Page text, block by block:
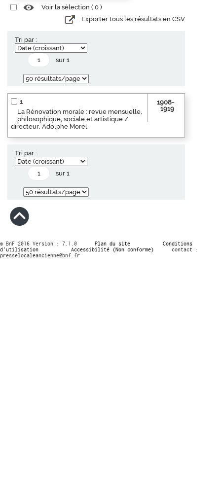
Voir la sélection ( 0 )
Exporter tous les résultats en CSV
Tri par :
sur 1
1
La Rénovation morale : revue mensuelle,
philosophique, sociale et artistique /
directeur, Adolphe Morel
1908-
1919
Tri par :
sur 1
© BnF 2016 Version : 7.1.0 Plan du site
Conditions
d’utilisation
Accessibilité (Non conforme)
contact :
presselocaleancienne@bnf.fr